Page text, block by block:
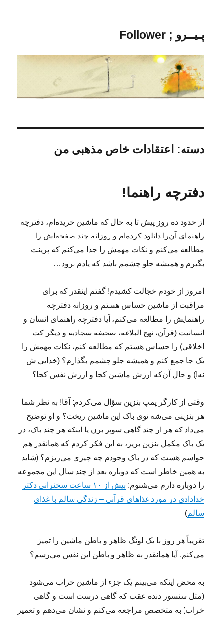
پـیــرو ; Follower
دسته: اعتقادات خاص مذهبی من
دفترچه راهنما!
از حدود ده روز پیش تا به حال که ماشین خریده‌ام، دفترچه
راهنمای آن‌را دانلود کرده‌ام و روزانه چند صفحه‌اش را
مطالعه می‌کنم و نکات مهمش را جدا می‌کنم که پرینت
بگیرم و همیشه جلو چشمم باشد که یادم نرود…
امروز از خودم خجالت کشیدم! گفتم اینقدر که برای
مراقبت از ماشین حساس هستم و روزانه دفترچه
راهنمایش را مطالعه می‌کنم، آیا دفترچه راهنمای انسان و
انسانیت (قرآن، نهج البلاغه، صحیفه سجادیه و دیگر کت
اخلاقی) را حساس هستم که مطالعه کنم، نکات مهمش را
یک جا جمع کنم و همیشه جلو چشمم بگذارم؟ (خدایی‌اش
نه!) و حال آن‌که ارزش ماشین کجا و ارزش نفس کجا؟
وقتی از کارگر پمپ بنزین سؤال می‌کردم: آقا! به نظر شما
هر بنزینی می‌شه توی باک این ماشین ریخت؟ و او توضیح
می‌داد که هر از چند گاهی سوپر بزن یا اینکه هر چند باک، در
یک باک مکمل بنزین بریز، به این فکر کردم که همانقدر هم
حواسم هست که در باک وجودم چه چیزی می‌ریزم؟ (شاید
به همین خاطر است که دوباره بعد از چند سال این مجموعه
را دوباره دارم می‌شنوم:
بیش از ۱۰ ساعت سخنرانی دکتر
خدادادی در مورد غذاهای قرآنی – زندگی سالم با غذای
سالم)
تقریباً هر روز با یک لونگ ظاهر و باطن ماشین را تمیز
می‌کنم. آیا همانقدر به ظاهر و باطن این نفس می‌رسم؟
به محض اینکه می‌بینم یک جزء از ماشین خراب می‌شود
(مثل سنسور دنده عقب که گاهی درست است و گاهی
خراب) به متخصص مراجعه می‌کنم و نشان می‌دهم و تعمیر